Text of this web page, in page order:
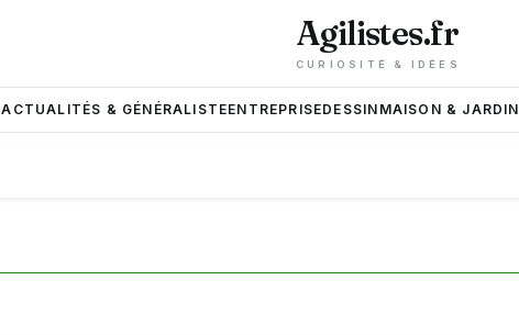
Agilistes.fr
CURIOSITÉ & IDÉES
ACTUALITÉS & GÉNÉRALISTEENTREPRISEDESSIN MAISON & JARDIN